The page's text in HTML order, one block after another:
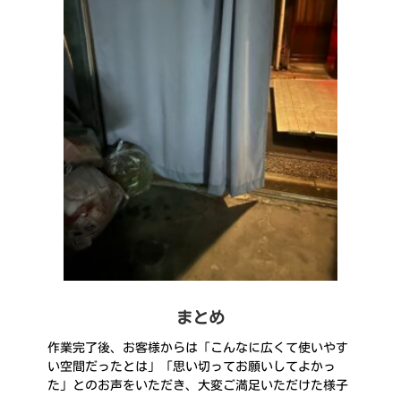
まとめ
作業完了後、お客様からは「こんなに広くて使いやす
い空間だったとは」「思い切ってお願いしてよかっ
た」とのお声をいただき、大変ご満足いただけた様子